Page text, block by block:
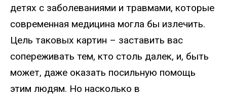
детях с заболеваниями и травмами, которые
современная медицина могла бы излечить.
Цель таковых картин – заставить вас
сопереживать тем, кто столь далек, и, быть
может, даже оказать посильную помощь
этим людям. Но насколько в